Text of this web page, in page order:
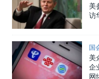
关注新疆
GEN Z 看美国
美
访
国
美
企
网